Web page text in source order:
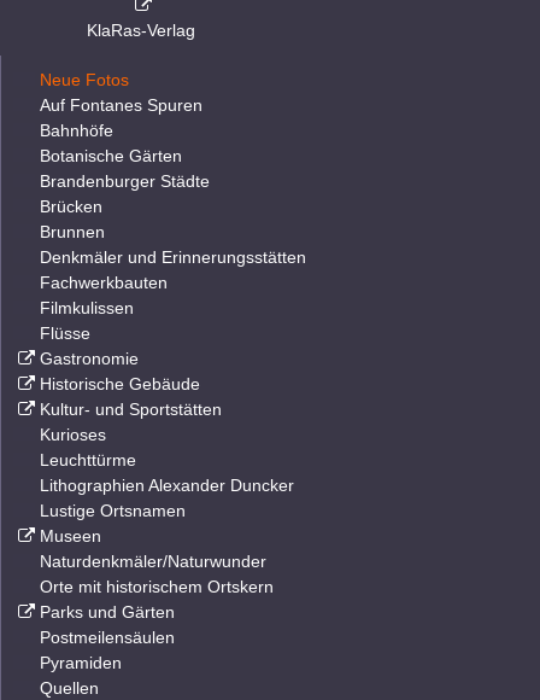
KlaRas-Verlag
Neue Fotos
Auf Fontanes Spuren
Bahnhöfe
Botanische Gärten
Brandenburger Städte
Brücken
Brunnen
Denkmäler und Erinnerungsstätten
Fachwerkbauten
Filmkulissen
Flüsse
Gastronomie
Historische Gebäude
Kultur- und Sportstätten
Kurioses
Leuchttürme
Lithographien Alexander Duncker
Lustige Ortsnamen
Museen
Naturdenkmäler/Naturwunder
Orte mit historischem Ortskern
Parks und Gärten
Postmeilensäulen
Pyramiden
Quellen